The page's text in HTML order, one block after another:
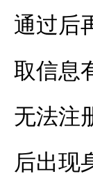
通过后
取信息
无法注
后出现